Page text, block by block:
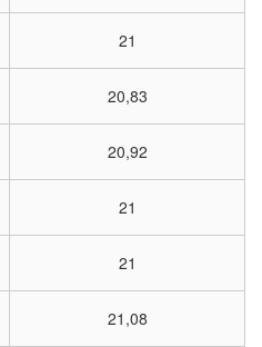
21
20,83
20,92
21
21
21,08